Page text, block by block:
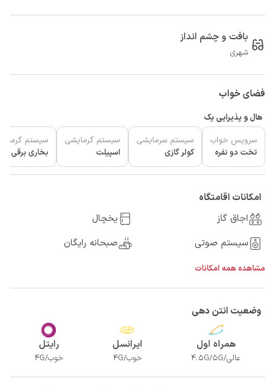
بافت و چشم انداز
شهری
فضای خواب
هال و پذیرایی یک
سرویس خواب
تخت دو نفره
سیستم سرمایشی
کولر گازی
سیستم گرمایشی
اسپیلت
سیستم
بخاری برقی
امکانات اقامتگاه
اجاق گاز
یخچال
سیستم صوتی
صبحانه رایگان
مشاهده همه امکانات
وضعیت انتن دهی
همراه اول
عالی/4.5G/5G
ایرانسل
خوب/4G
رایتل
خوب/4G